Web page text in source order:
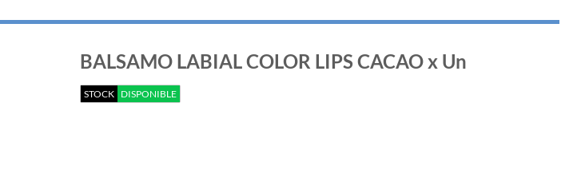
BALSAMO LABIAL COLOR LIPS CACAO x Un
STOCK DISPONIBLE